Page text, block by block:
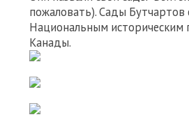
пожаловать). Сады Бутчартов
Национальным историческим
Канады.